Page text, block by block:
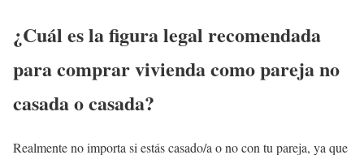
¿Cuál es la figura legal recomendada
para comprar vivienda como pareja no
casada o casada?
Realmente no importa si estás casado/a o no con tu pareja, ya que